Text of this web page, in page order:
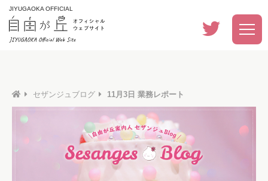
JIYUGAOKA OFFICIAL
セザンジュブログ 11月3日 業務レポート